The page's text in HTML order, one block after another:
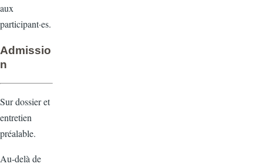
aux
participant·es.
Admissio
n
Sur dossier et
entretien
préalable.
Au-delà de